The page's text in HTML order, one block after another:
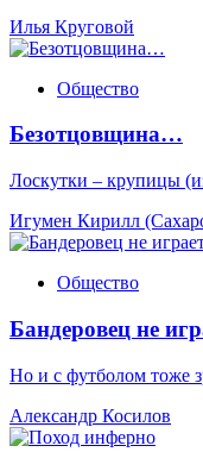
Илья Круговой
Общество
Безотцовщина…
Лоскутки – крупицы
Игумен Кирилл
Общество
Бандеровец не
Но и с футболом тоже
Александр Косилов